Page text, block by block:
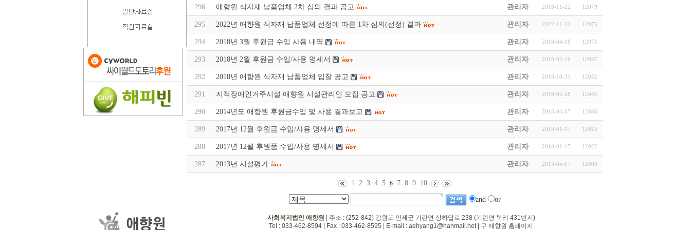
296 애향원 식자재 납품업체 2차 심의 결과 공고 관리자 2018-11-22 12079
295 2022년 애향원 식자재 납품업체 선정에 따른 1차 심의(선정) 결과 관리자 2022-11-22 12075
294 2018년 3월 후원금 수입 사용 내역 관리자 2018-04-18 12071
293 2018년 2월 후원금 수입/사용 명세서 관리자 2018-03-16 12057
292 2018년 애향원 식자재 납품업체 입찰 공고 관리자 2018-10-31 12052
291 지적장애인거주시설 애향원 시설관리인 모집 공고 관리자 2019-05-28 12042
290 2014년도 애향원 후원금수입 및 사용 결과보고 관리자 2015-04-07 12036
289 2017년 12월 후원금 수입/사용 명세서 관리자 2018-01-17 12023
288 2017년 12월 후원품 수입/사용 명세서 관리자 2018-01-17 12022
287 2013년 시설평가 관리자 2013-05-07 12009
1 2 3 4 5 6 7 8 9 10
and or
사회복지법인 애향원 | 주소 : (252-842) 강원도 인제군 기린면 상하답로 238 (기린면 북리 431번지)
Tel : 033-462-8594 | Fax : 033-462-8595 | E-mail : aehyang1@hanmail.net| 구 애향원 홈페이지